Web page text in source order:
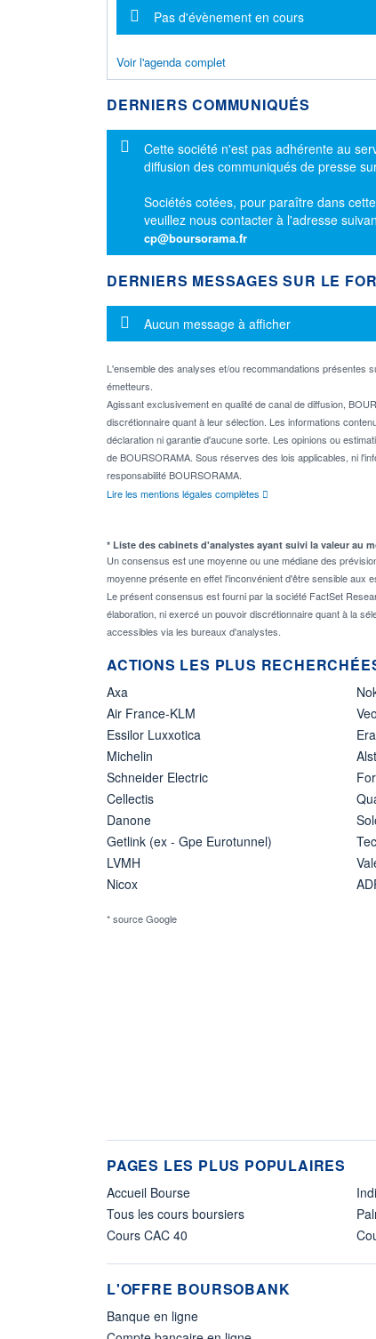
Message d'information
Pas d'évènement en cours
Voir l'agenda complet
DERNIERS COMMUNIQUÉS
Message d'information
Cette société n'est pas adhérente au
diffusion des communiqués de presse
Sociétés cotées, pour paraître dans
veuillez nous contacter à l'adresse
cp@boursorama.fr
DERNIERS MESSAGES SUR LE
Message d'information
Aucun message à afficher
L'ensemble des analyses et/ou recommandations présentes
émetteurs.
Agissant exclusivement en qualité de canal de diffusion,
discrétionnaire quant à leur sélection. Les informations
déclaration ni garantie d'aucune sorte. Les opinions ou
de BOURSORAMA. Sous réserves des lois applicables, ni
responsabilité BOURSORAMA.
Lire les mentions légales complètes
* Liste des cabinets d'analystes ayant suivi la valeur au
Un consensus est une moyenne ou une médiane des
moyenne présente en effet l'inconvénient d'être sensible aux
Le présent consensus est fourni par la société FactSet
élaboration, ni exercé un pouvoir discrétionnaire quant à la
accessibles via les bureaux d'analystes.
ACTIONS LES PLUS
Axa
Air France-KLM
Essilor Luxxotica
Michelin
Schneider Electric
Cellectis
Danone
Getlink (ex - Gpe Eurotunnel)
LVMH
Nicox
* source Google
PAGES LES PLUS POPULAIRES
Accueil Bourse
Tous les cours boursiers
Cours CAC 40
L'OFFRE BOURSOBANK
Banque en ligne